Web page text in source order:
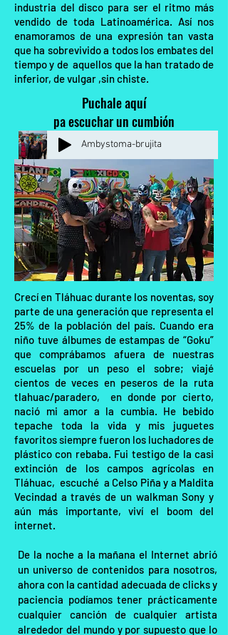
industria del disco para ser el ritmo más
vendido de toda Latinoamérica. Así nos
enamoramos de una expresión tan vasta
que ha sobrevivido a todos los embates del
tiempo y de aquellos que la han tratado de
inferior, de vulgar ,sin chiste.
Puchale aquí
pa escuchar un cumbión
Ambystoma-brujita
Crecí en Tláhuac durante los noventas, soy
parte de una generación que representa el
25% de la población del país. Cuando era
niño tuve álbumes de estampas de “Goku”
que comprábamos afuera de nuestras
escuelas por un peso el sobre; viajé
cientos de veces en peseros de la ruta
tlahuac/paradero, en donde por cierto,
nació mi amor a la cumbia. He bebido
tepache toda la vida y mis juguetes
favoritos siempre fueron los luchadores de
plástico con rebaba. Fui testigo de la casi
extinción de los campos agrícolas en
Tláhuac, escuché a Celso Piña y a Maldita
Vecindad a través de un walkman Sony y
aún más importante, viví el boom del
internet.
De la noche a la mañana el Internet abrió
un universo de contenidos para nosotros,
ahora con la cantidad adecuada de clicks y
paciencia podíamos tener prácticamente
cualquier canción de cualquier artista
alrededor del mundo y por supuesto que lo